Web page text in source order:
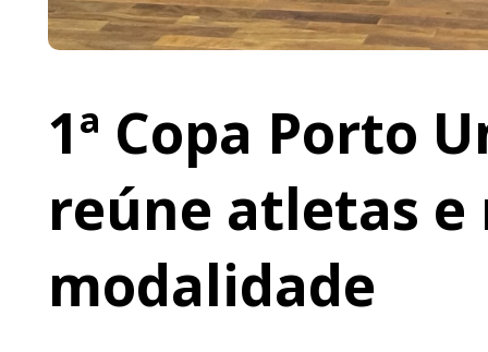
1ª Copa Porto
reúne atletas
modalidade